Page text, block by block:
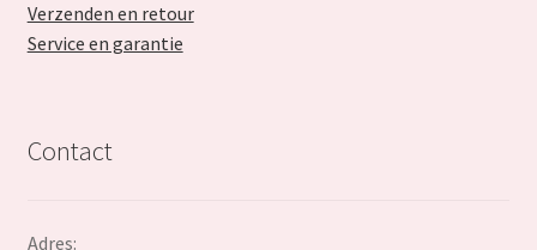
Verzenden en retour
Service en garantie
Contact
Adres: